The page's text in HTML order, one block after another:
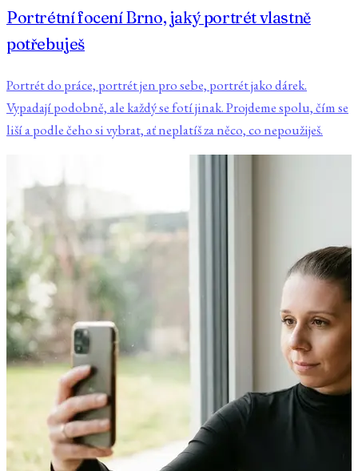
Portrétní focení Brno, jaký portrét vlastně
potřebuješ
Portrét do práce, portrét jen pro sebe, portrét jako dárek.
Vypadají podobně, ale každý se fotí jinak. Projdeme spolu, čím se
liší a podle čeho si vybrat, ať neplatíš za něco, co nepoužiješ.